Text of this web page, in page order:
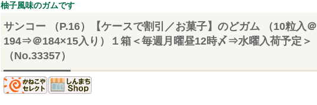
柚子風味のガムです
サンコー （P.16）【ケースで割引／お菓子】のどガム （10粒入＠
194⇒＠184×15入り）１箱＜毎週月曜昼12時〆⇒水曜入荷予定＞
（No.33357）